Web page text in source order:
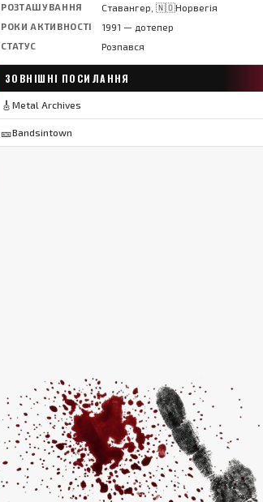
РОЗТАШУВАННЯ Ставангер, 🇳🇴Норвегія
РОКИ АКТИВНОСТІ 1991 — дотепер
СТАТУС Розпався
ЗОВНІШНІ ПОСИЛАННЯ
🎸 Metal Archives
🎫Bandsintown